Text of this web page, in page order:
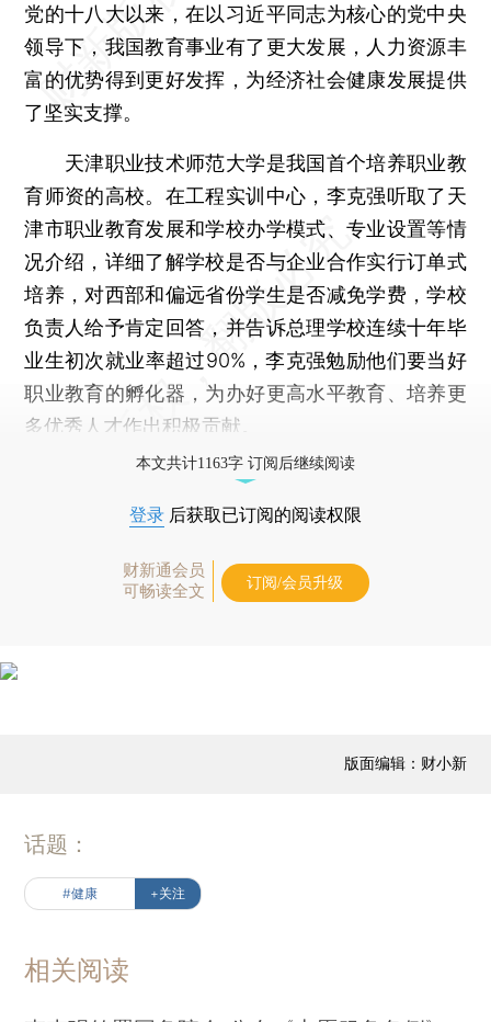
党的十八大以来，在以习近平同志为核心的党中央
领导下，我国教育事业有了更大发展，人力资源丰
富的优势得到更好发挥，为经济社会健康发展提供
了坚实支撑。
天津职业技术师范大学是我国首个培养职业教
育师资的高校。在工程实训中心，李克强听取了天
津市职业教育发展和学校办学模式、专业设置等情
况介绍，详细了解学校是否与企业合作实行订单式
培养，对西部和偏远省份学生是否减免学费，学校
负责人给予肯定回答，并告诉总理学校连续十年毕
业生初次就业率超过90%，李克强勉励他们要当好
职业教育的孵化器，为办好更高水平教育、培养更
多优秀人才作出积极贡献。
本文共计1163字 订阅后继续阅读
登录 后获取已订阅的阅读权限
财新通会员
可畅读全文
订阅/会员升级
版面编辑：财小新
话题：
#健康 +关注
相关阅读